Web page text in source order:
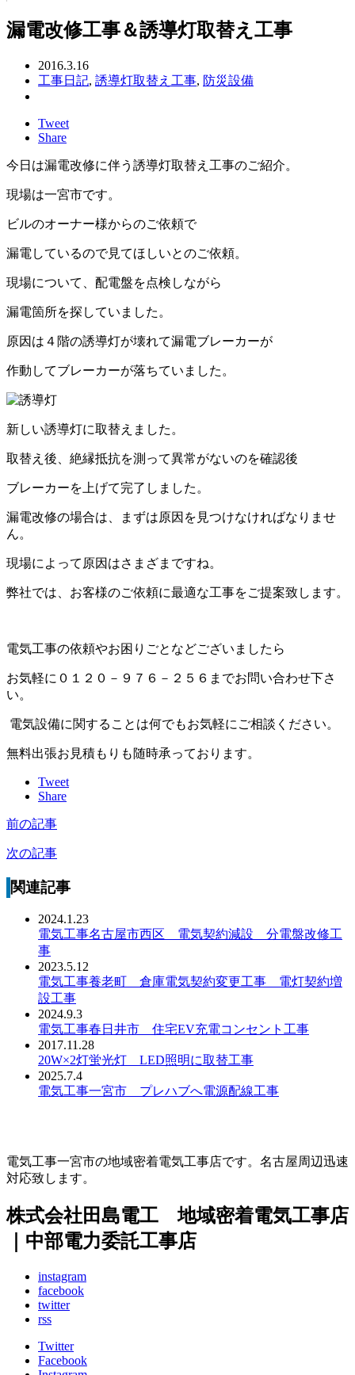
漏電改修工事＆誘導灯取替え工事
2016.3.16
工事日記, 誘導灯取替え工事, 防災設備
Tweet
Share
今日は漏電改修に伴う誘導灯取替え工事のご紹介。
現場は一宮市です。
ビルのオーナー様からのご依頼で
漏電しているので見てほしいとのご依頼。
現場について、配電盤を点検しながら
漏電箇所を探していました。
原因は４階の誘導灯が壊れて漏電ブレーカーが
作動してブレーカーが落ちていました。
新しい誘導灯に取替えました。
取替え後、絶縁抵抗を測って異常がないのを確認後
ブレーカーを上げて完了しました。
漏電改修の場合は、まずは原因を見つけなければなりませ
ん。
現場によって原因はさまざまですね。
弊社では、お客様のご依頼に最適な工事をご提案致します。
電気工事の依頼やお困りごとなどございましたら
お気軽に０１２０－９７６－２５６までお問い合わせ下さ
い。
電気設備に関することは何でもお気軽にご相談ください。
無料出張お見積もりも随時承っております。
Tweet
Share
前の記事
次の記事
関連記事
2024.1.23
電気工事名古屋市西区 電気契約減設 分電盤改修工
事
2023.5.12
電気工事養老町 倉庫電気契約変更工事 電灯契約増
設工事
2024.9.3
電気工事春日井市 住宅EV充電コンセント工事
2017.11.28
20W×2灯蛍光灯 LED照明に取替工事
2025.7.4
電気工事一宮市 プレハブへ電源配線工事
電気工事一宮市の地域密着電気工事店です。名古屋周辺迅速
対応致します。
株式会社田島電工 地域密着電気工事店
｜中部電力委託工事店
instagram
facebook
twitter
rss
Twitter
Facebook